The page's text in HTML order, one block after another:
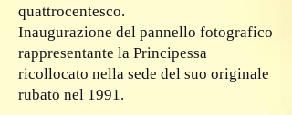
quattrocentesco.
Inaugurazione del pannello fotografico
rappresentante la Principessa
ricollocato nella sede del suo originale
rubato nel 1991.